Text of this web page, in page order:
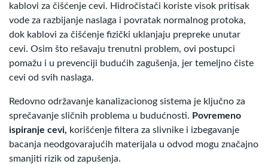
kablovi za čišćenje cevi. Hidročistači koriste visok pritisak
vode za razbijanje naslaga i povratak normalnog protoka,
dok kablovi za čišćenje fizički uklanjaju prepreke unutar
cevi. Osim što rešavaju trenutni problem, ovi postupci
pomažu i u prevenciji budućih zagušenja, jer temeljno čiste
cevi od svih naslaga.
Redovno održavanje kanalizacionog sistema je ključno za
sprečavanje sličnih problema u budućnosti. Povremeno
ispiranje cevi, korišćenje filtera za slivnike i izbegavanje
bacanja neodgovarajućih materijala u odvod mogu značajno
smanjiti rizik od zapušenja.